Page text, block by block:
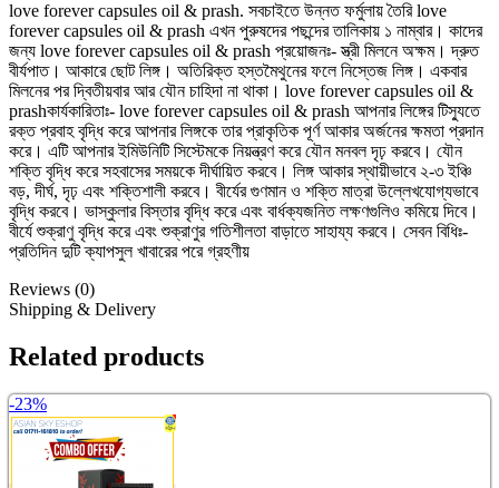
love forever capsules oil & prash. সবচাইতে উন্নত ফর্মুলায় তৈরি love
forever capsules oil & prash এখন পুরুষদের পছন্দের তালিকায় ১ নাম্বার। কাদের
জন্য love forever capsules oil & prash প্রয়োজনঃ- স্ত্রী মিলনে অক্ষম। দ্রুত
বীর্যপাত। আকারে ছোট লিঙ্গ। অতিরিক্ত হস্তমৈথুনের ফলে নিস্তেজ লিঙ্গ। একবার
মিলনের পর দ্বিতীয়বার আর যৌন চাহিদা না থাকা। love forever capsules oil &
prashকার্যকারিতাঃ- love forever capsules oil & prash আপনার লিঙ্গের টিস্যুতে
রক্ত প্রবাহ বৃদ্ধি করে আপনার লিঙ্গকে তার প্রাকৃতিক পূর্ণ আকার অর্জনের ক্ষমতা প্রদান
করে। এটি আপনার ইমিউনিটি সিস্টেমকে নিয়ন্ত্রণ করে যৌন মনবল দৃঢ় করবে। যৌন
শক্তি বৃদ্ধি করে সহবাসের সময়কে দীর্ঘায়িত করবে। লিঙ্গ আকার স্থায়ীভাবে ২-৩ ইঞ্চি
বড়, দীর্ঘ, দৃঢ় এবং শক্তিশালী করবে। বীর্যের গুণমান ও শক্তি মাত্রা উল্লেখযোগ্যভাবে
বৃদ্ধি করবে। ভাস্কুলার বিস্তার বৃদ্ধি করে এবং বার্ধক্যজনিত লক্ষণগুলিও কমিয়ে দিবে।
বীর্যে শুক্রাণু বৃদ্ধি করে এবং শুক্রাণুর গতিশীলতা বাড়াতে সাহায্য করবে। সেবন বিধিঃ-
প্রতিদিন দুটি ক্যাপসুল খাবারের পরে গ্রহণীয়
Reviews (0)
Shipping & Delivery
Related products
-23%